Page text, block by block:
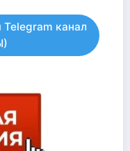
канал